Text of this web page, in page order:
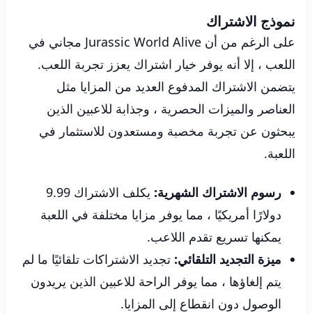
نموذج الاشتراك
على الرغم من أن Jurassic World Alive مجاني في
اللعب ، إلا أنه يوفر خيار اشتراك يعزز تجربة اللعب.
يتضمن الاشتراك المدفوع العديد من المزايا مثل
العناصر والميزات الحصرية ، وجذابة للاعبين الذين
يبحثون عن تجربة مخصبة ومستعدون للاستثمار في
اللعبة.
رسوم الاشتراك الشهرية:
يكلف الاشتراك 9.99
دولارًا أمريكيًا ، مما يوفر مزايا مختلفة في اللعبة
يمكنها تسريع تقدم اللاعب.
ميزة التجديد التلقائي: تجديد الاشتراكات تلقائيًا ما لم
يتم إلغاؤها ، مما يوفر الراحة للاعبين الذين يريدون
الوصول دون انقطاع إلى المزايا.